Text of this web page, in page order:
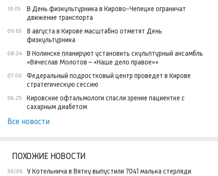
10:05
В День физкультурника в Кирово-Чепецке ограничат
движение транспорта
09:05
8 августа в Кирове масштабно отметят День
физкультурника
08:24
В Нолинске планируют установить скульптурный ансамбль
«Вячеслав Молотов – «Наше дело правое»»
07:00
Федеральный подростковый центр проведет в Кирове
стратегическую сессию
06:25
Кировские офтальмологи спасли зрение пациентке с
сахарным диабетом
Все новости
ПОХОЖИЕ НОВОСТИ
30/06 У Котельнича в Вятку выпустили 7041 малька стерляди.